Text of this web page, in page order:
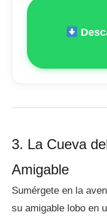
3. La Cueva
Amigable
Sumérgete en la
su amigable lobo en